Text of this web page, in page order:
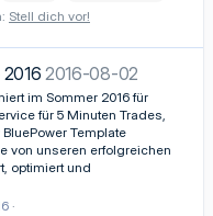
Stell dich vor!
2016 2016-08-02
im Sommer 2016 für
für 5 Minuten Trades,
Template
von unseren erfolgreichen
optimiert und